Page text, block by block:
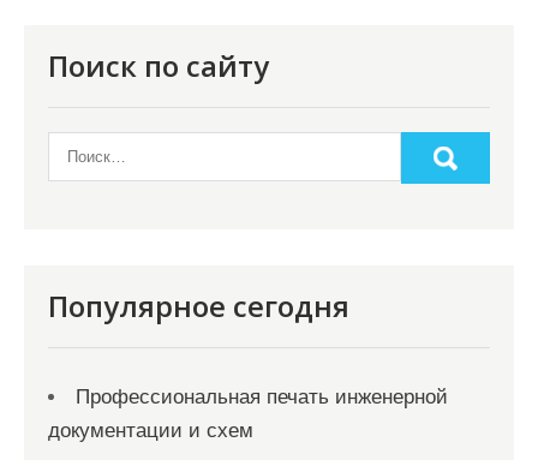
Поиск по сайту
Популярное сегодня
Профессиональная печать инженерной
документации и схем